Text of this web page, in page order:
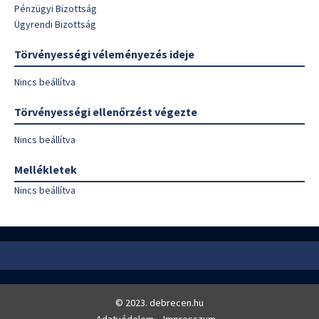
Pénzügyi Bizottság
Ügyrendi Bizottság
Törvényességi véleményezés ideje
Nincs beállítva
Törvényességi ellenőrzést végezte
Nincs beállítva
Mellékletek
Nincs beállítva
© 2023. debrecen.hu